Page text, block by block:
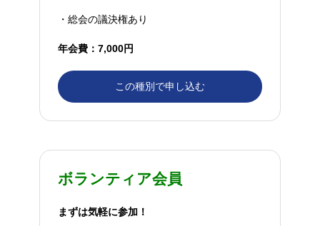
・総会の議決権あり
年会費：7,000円
この種別で申し込む
ボランティア会員
まずは気軽に参加！